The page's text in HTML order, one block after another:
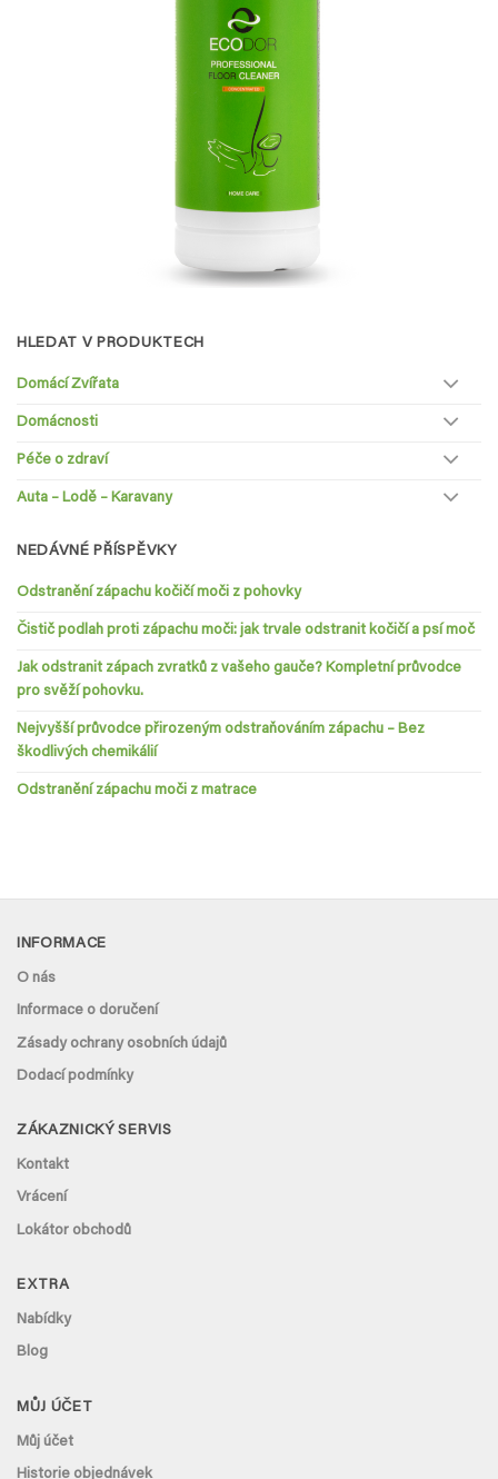
HLEDAT V PRODUKTECH
Domácí Zvířata
Domácnosti
Péče o zdraví
Auta – Lodě – Karavany
NEDÁVNÉ PŘÍSPĚVKY
Odstranění zápachu kočičí moči z pohovky
Čistič podlah proti zápachu moči: jak trvale odstranit kočičí a psí moč
Jak odstranit zápach zvratků z vašeho gauče? Kompletní průvodce
pro svěží pohovku.
Nejvyšší průvodce přirozeným odstraňováním zápachu – Bez
škodlivých chemikálií
Odstranění zápachu moči z matrace
INFORMACE
O nás
Informace o doručení
Zásady ochrany osobních údajů
Dodací podmínky
ZÁKAZNICKÝ SERVIS
Kontakt
Vrácení
Lokátor obchodů
EXTRA
Nabídky
Blog
MŮJ ÚČET
Můj účet
Historie objednávek